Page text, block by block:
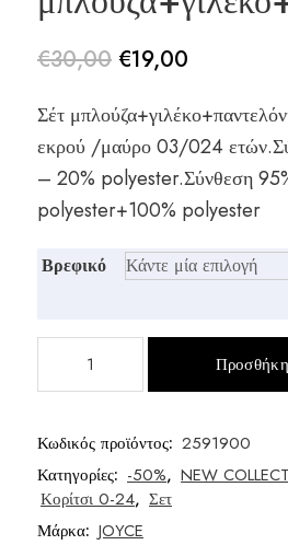
€30,00
price
was:
€30,00.
€19,00
τρέχουσα
τιμή
είναι:
Σέτ
εκρού /μαύρο 03/024
– 20% polyester.Σύνθεση
polyester+100% polyester
Βρεφικό
μπλούζα+γιλέκο+παντελόνι
Κωδικός προϊόντος: 2591900
Κατηγορίες: -50%, NEW
Κορίτσι 0-24, Σετ
Μάρκα: JOYCE